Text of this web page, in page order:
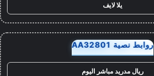
يلا لايف
روابط نصية AA32801
ريال مدريد مباشر اليوم